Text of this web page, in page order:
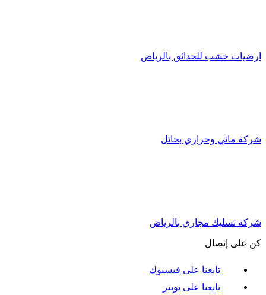
ارضيات خشب للحدائق بالرياض
شركة مائي وحراري بحائل
شركة تسليك مجاري بالرياض
كن على إتصال
تابعنا على فيسبوك
تابعنا على تويتر